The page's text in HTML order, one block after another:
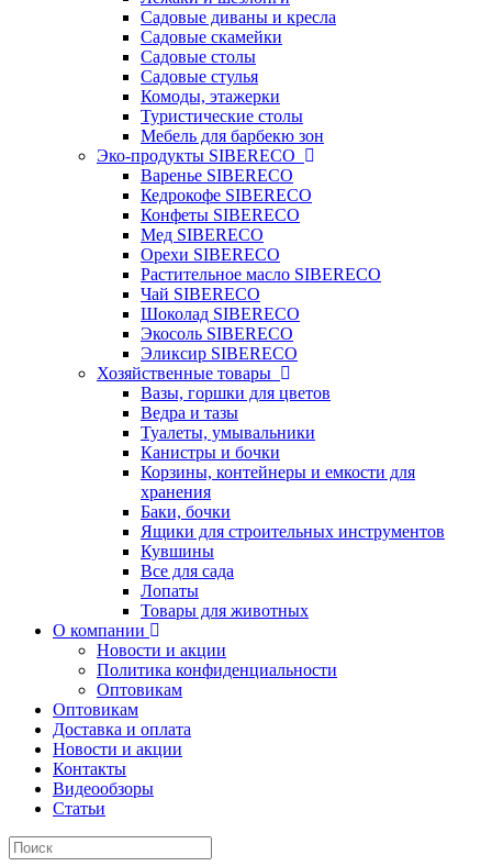
Садовые диваны и кресла
Садовые скамейки
Садовые столы
Садовые стулья
Комоды, этажерки
Туристические столы
Мебель для барбекю зон
Эко-продукты SIBERECO
Варенье SIBERECO
Кедрокофе SIBERECO
Конфеты SIBERECO
Мед SIBERECO
Орехи SIBERECO
Растительное масло SIBERECO
Чай SIBERECO
Шоколад SIBERECO
Экосоль SIBERECO
Эликсир SIBERECO
Хозяйственные товары
Вазы, горшки для цветов
Ведра и тазы
Туалеты, умывальники
Канистры и бочки
Корзины, контейнеры и емкости для
хранения
Баки, бочки
Ящики для строительных инструментов
Кувшины
Все для сада
Лопаты
Товары для животных
О компании
Новости и акции
Политика конфиденциальности
Оптовикам
Оптовикам
Доставка и оплата
Новости и акции
Контакты
Видеообзоры
Статьи